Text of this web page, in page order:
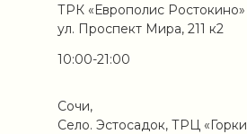
Сочи,
Село. Эстосадок, ТРЦ «Горки
10:00-21:00
ТРК «Европолис Ростокино»
ул. Проспект Мира, 211 к2